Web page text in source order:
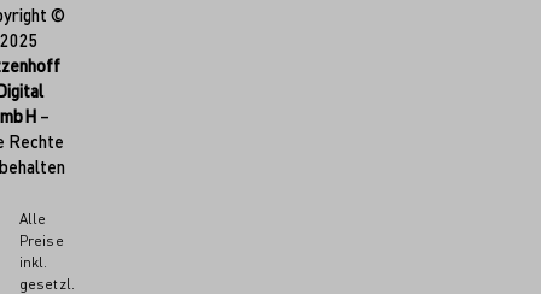
©
2025
–
Rechte
Alle
Preise
inkl.
gesetzl.